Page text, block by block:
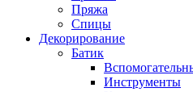
Пряжа
Спицы
Декорирование
Батик
Инструменты